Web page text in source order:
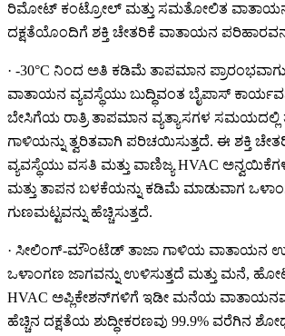
ರಿಮೋಟ್ ಕಂಟ್ರೋಲ್ ಮತ್ತು ಸಮತೋಲಿತ
ದಕ್ಷತೆಯೊಂದಿಗೆ ಶಕ್ತಿ ಚೇತರಿಕೆ ವಾತಾಯನ
· -30°C ನಿಂದ ಅತಿ ಕಡಿಮೆ ತಾಪಮಾನ
ವಾತಾಯನ ವ್ಯವಸ್ಥೆಯು ಬುದ್ಧಿವಂತ ಬೈಪಾಸ್
ಬೇಸಿಗೆಯ ರಾತ್ರಿ ತಾಪಮಾನ ವ್ಯತ್ಯಾಸಗಳ
ಗಾಳಿಯನ್ನು ತ್ವರಿತವಾಗಿ ಪರಿಚಯಿಸುತ್ತದೆ. ಈ ಶಕ್ತಿ
ವ್ಯವಸ್ಥೆಯು ವಸತಿ ಮತ್ತು ವಾಣಿಜ್ಯ HVAC
ಮತ್ತು ತಾಪನ ಬಳಕೆಯನ್ನು ಕಡಿಮೆ ಮಾಡುವಾಗ
ಗುಣಮಟ್ಟವನ್ನು ಹೆಚ್ಚಿಸುತ್ತದೆ.
· ಸೀಲಿಂಗ್-ಮೌಂಟೆಡ್ ತಾಜಾ ಗಾಳಿಯ ವಾತಾಯನ
ಒಳಾಂಗಣ ಜಾಗವನ್ನು ಉಳಿಸುತ್ತದೆ ಮತ್ತು ಮನೆ,
HVAC ಅಪ್ಲಿಕೇಶನ್‌ಗಳಿಗೆ ಇಡೀ ಮನೆಯ
ಹೆಚ್ಚಿನ ದಕ್ಷತೆಯ ಶುದ್ಧೀಕರಣವು 99.9% ವರೆಗಿನ